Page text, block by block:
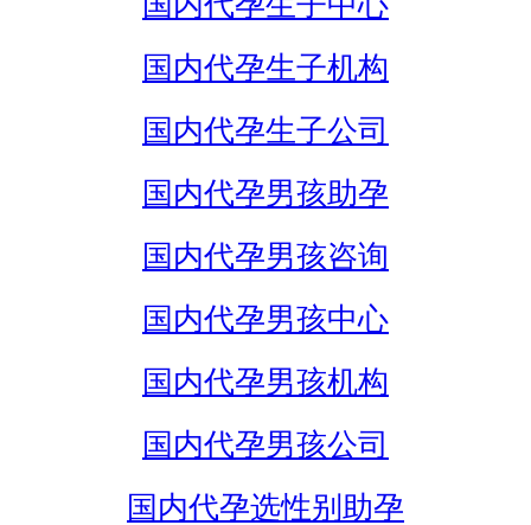
国内代孕生子机构
国内代孕生子公司
国内代孕男孩助孕
国内代孕男孩咨询
国内代孕男孩中心
国内代孕男孩机构
国内代孕男孩公司
国内代孕选性别助孕